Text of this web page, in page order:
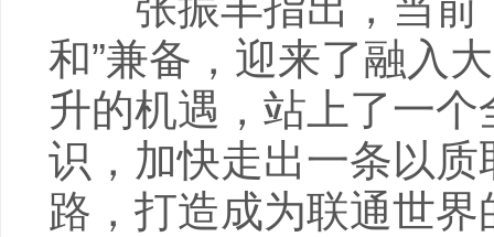
和”兼备，迎来了融入
升的机遇，站上了一
识，加快走出一条以
路，打造成为联通世